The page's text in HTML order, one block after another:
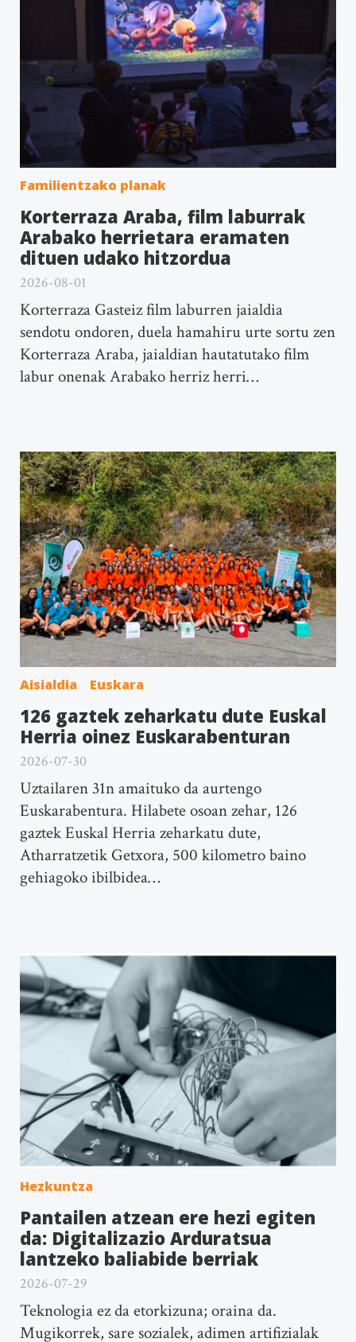
Familientzako planak
Korterraza Araba, film laburrak
Arabako herrietara eramaten
dituen udako hitzordua
2026-08-01
Korterraza Gasteiz film laburren jaialdia
sendotu ondoren, duela hamahiru urte sortu zen
Korterraza Araba, jaialdian hautatutako film
labur onenak Arabako herriz herri…
Aisialdia Euskara
126 gaztek zeharkatu dute Euskal
Herria oinez Euskarabenturan
2026-07-30
Uztailaren 31n amaituko da aurtengo
Euskarabentura. Hilabete osoan zehar, 126
gaztek Euskal Herria zeharkatu dute,
Atharratzetik Getxora, 500 kilometro baino
gehiagoko ibilbidea…
Hezkuntza
Pantailen atzean ere hezi egiten
da: Digitalizazio Arduratsua
lantzeko baliabide berriak
2026-07-29
Teknologia ez da etorkizuna; oraina da.
Mugikorrek, sare sozialek, adimen artifizialak